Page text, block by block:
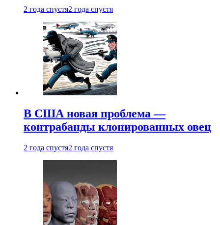
2 года спустя2 года спустя
В США новая проблема —
контрабанды клонированных овец
2 года спустя2 года спустя